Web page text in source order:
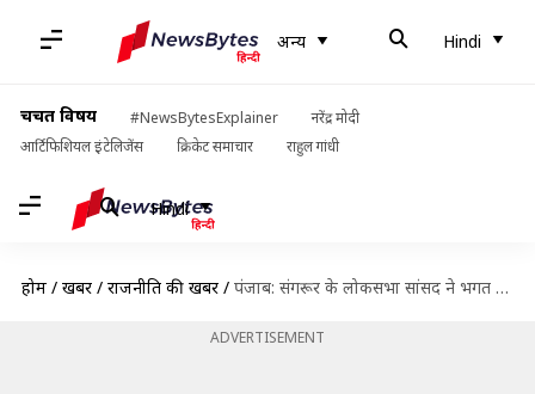
अन्य Hindi
चर्चित विषय #NewsBytesExplainer
नरेंद्र मोदी
आर्टिफिशियल इंटेलिजेंस
क्रिकेट समाचार राहुल गांधी
Hindi
होम / खबरें / राजनीति की खबरें / पंजाब: संगरूर के लोकसभा सांसद ने भगत सिंह को 'आतंकवादी' बताया, हो रही निंदा
ADVERTISEMENT